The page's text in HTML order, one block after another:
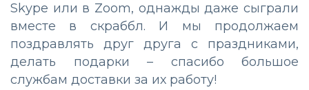
Skype или в Zoom, однажды даже сыграли
вместе в скраббл. И мы продолжаем
поздравлять друг друга с праздниками,
делать подарки – спасибо большое
службам доставки за их работу!